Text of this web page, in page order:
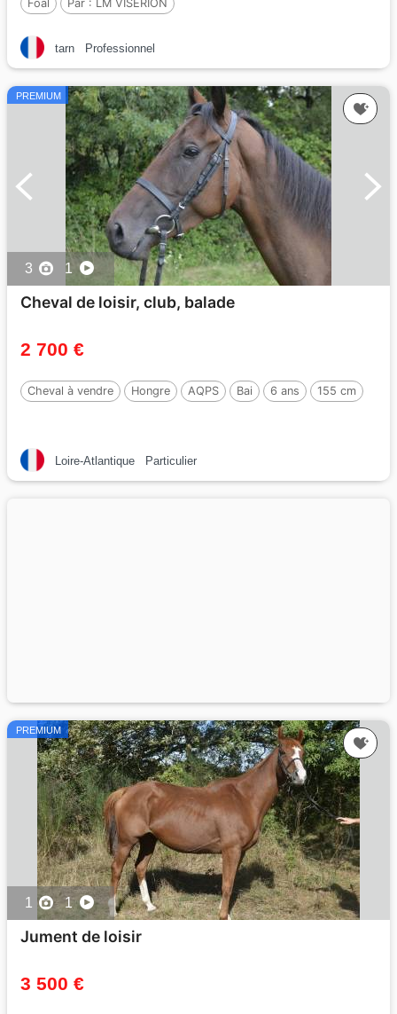
Foal Par : LM VISERION
tarn Professionnel
PREMIUM
3 1
Cheval de loisir, club, balade
2 700 €
Cheval à vendre Hongre AQPS Bai 6 ans 155 cm
Loire-Atlantique Particulier
PREMIUM
1 1
Jument de loisir
3 500 €